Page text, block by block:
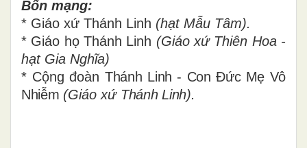
Bổn mạng:
* Giáo xứ Thánh Linh (hạt Mẫu Tâm).
* Giáo họ Thánh Linh (Giáo xứThiên Hoa -
hạt Gia Nghĩa)
* Cộng đoàn Thánh Linh - Con Đức Mẹ Vô
Nhiễm (Giáo xứThánh Linh).